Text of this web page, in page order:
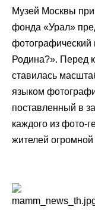
Музей Москвы при
фонда «Урал»
фотографический
Родина?». Перед
ставилась
языком
поставленный в
каждого из фото-
жителей